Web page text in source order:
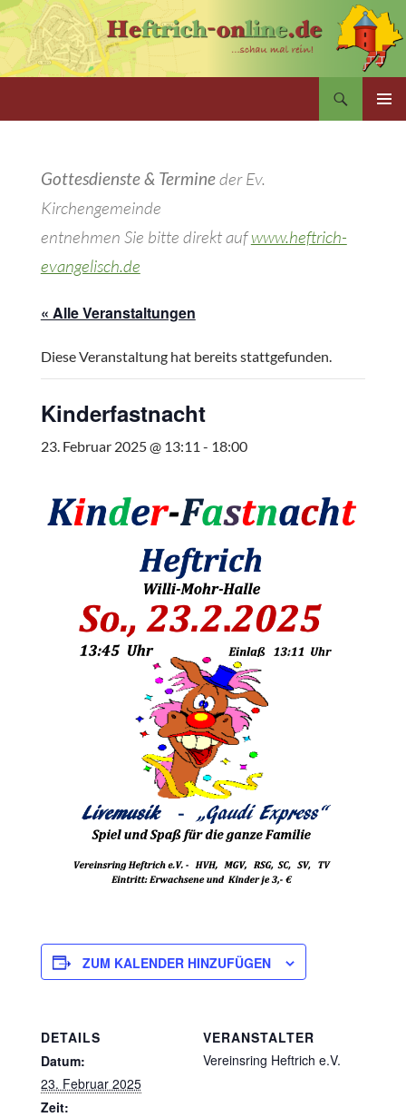
Zum
Inhalt
springen
Gottesdienste & Termineder Ev.
Kirchengemeinde
entnehmen Sie bitte direkt aufwww.heftrich-
evangelisch.de
« Alle Veranstaltungen
Diese Veranstaltung hat bereits stattgefunden.
Kinderfastnacht
23. Februar 2025 @ 13:11 - 18:00
ZUM KALENDER HINZUFÜGEN
DETAILS
Datum:
23. Februar 2025
Zeit:
VERANSTALTER
Vereinsring Heftrich e.V.